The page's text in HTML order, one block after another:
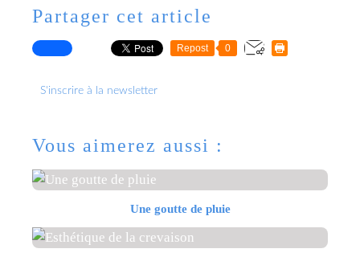
Partager cet article
Repost 0
S'inscrire à la newsletter
Vous aimerez aussi :
Une goutte de pluie